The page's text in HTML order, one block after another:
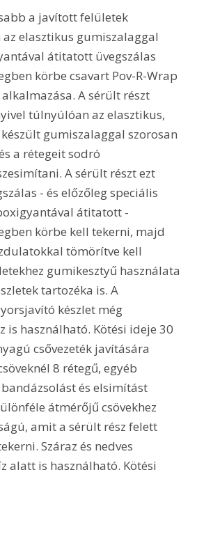
a javított felületek
elasztikus gumiszalaggal
átitatott üvegszálas
körbe csavart Pov-R-Wrap
A sérült részt
túlnyúlóan az elasztikus,
gumiszalaggal szorosan
a rétegeit sodró
A sérült részt ezt
- és előzőleg speciális
átitatott -
körbe kell tekerni, majd
tömörítve kell
gumikesztyű használata
tartozéka is. A
készlet még
is használható. Kötési ideje 30
csővezeték javítására
8 rétegű, egyéb
és elsimítást
átmérőjű csövekhez
amit a sérült rész felett
Száraz és nedves
alatt is használható. Kötési